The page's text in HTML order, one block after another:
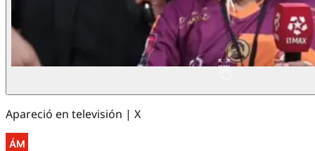
Apareció en televisión | X